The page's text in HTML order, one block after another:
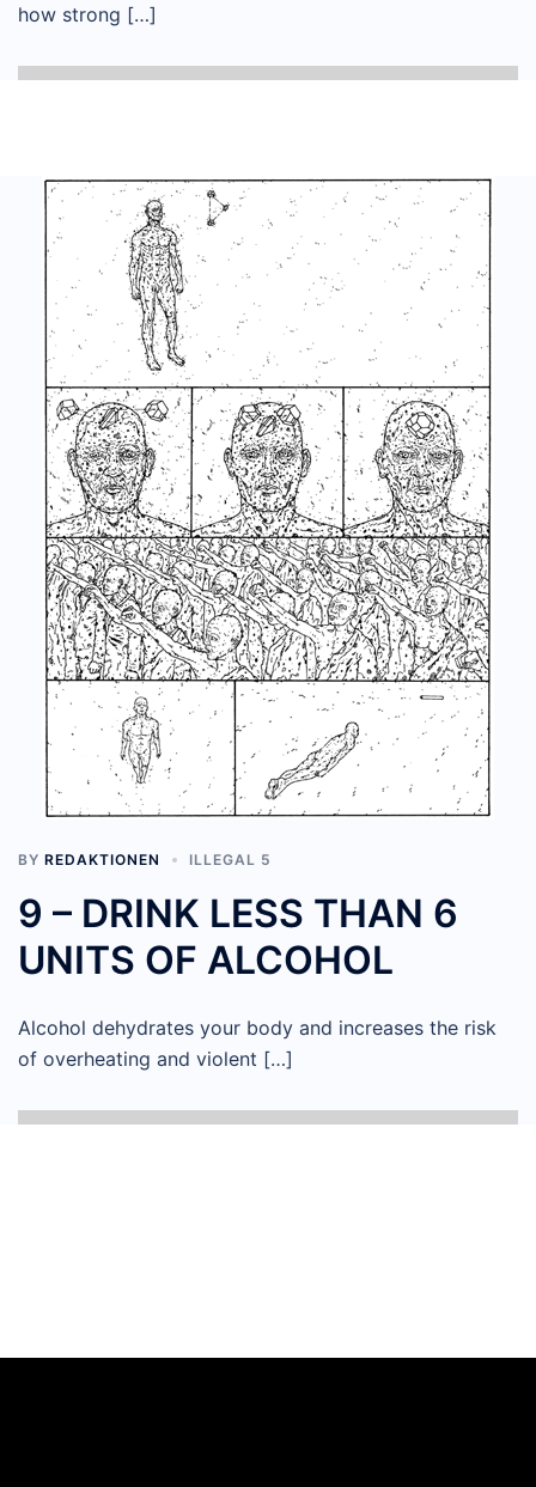
how strong […]
BY REDAKTIONEN ILLEGAL 5
9 – DRINK LESS THAN 6
UNITS OF ALCOHOL
Alcohol dehydrates your body and increases the risk
of overheating and violent […]